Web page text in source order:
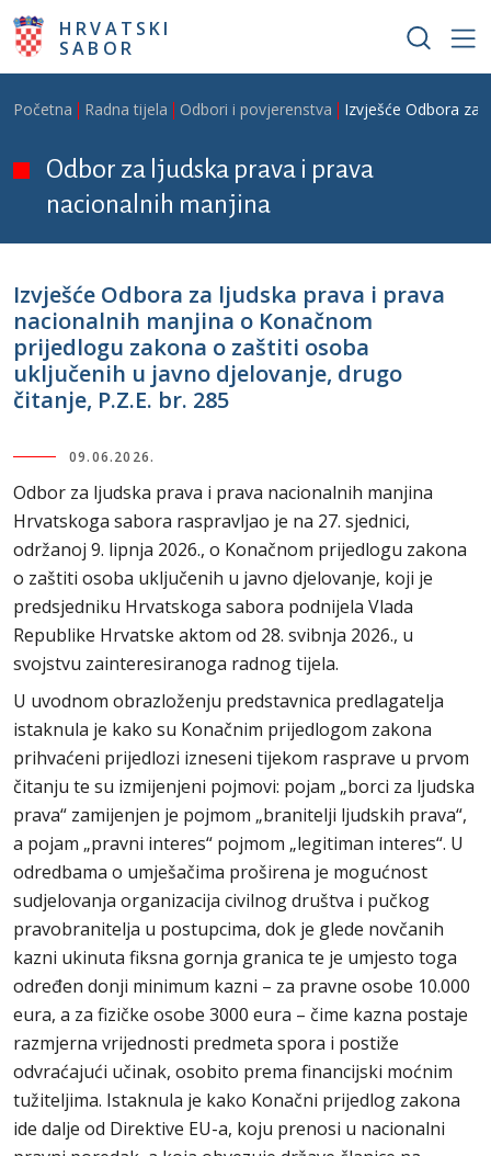
Skoči na glavni sadržaj
HRVATSKI
SABOR
Breadcrumb
Početna Radna tijela Odbori i povjerenstva Izvješće Odbora za
Odbor za ljudska prava i prava
nacionalnih manjina
Izvješće Odbora za ljudska prava i prava
nacionalnih manjina o Konačnom
prijedlogu zakona o zaštiti osoba
uključenih u javno djelovanje, drugo
čitanje, P.Z.E. br. 285
09.06.2026.
Odbor za ljudska prava i prava nacionalnih manjina
Hrvatskoga sabora raspravljao je na 27. sjednici,
održanoj 9. lipnja 2026., o Konačnom prijedlogu zakona
o zaštiti osoba uključenih u javno djelovanje, koji je
predsjedniku Hrvatskoga sabora podnijela Vlada
Republike Hrvatske aktom od 28. svibnja 2026., u
svojstvu zainteresiranoga radnog tijela.
U uvodnom obrazloženju predstavnica predlagatelja
istaknula je kako su Konačnim prijedlogom zakona
prihvaćeni prijedlozi izneseni tijekom rasprave u prvom
čitanju te su izmijenjeni pojmovi: pojam „borci za ljudska
prava“ zamijenjen je pojmom „branitelji ljudskih prava“,
a pojam „pravni interes“ pojmom „legitiman interes“. U
odredbama o umješačima proširena je mogućnost
sudjelovanja organizacija civilnog društva i pučkog
pravobranitelja u postupcima, dok je glede novčanih
kazni ukinuta fiksna gornja granica te je umjesto toga
određen donji minimum kazni – za pravne osobe 10.000
eura, a za fizičke osobe 3000 eura – čime kazna postaje
razmjerna vrijednosti predmeta spora i postiže
odvraćajući učinak, osobito prema financijski moćnim
tužiteljima. Istaknula je kako Konačni prijedlog zakona
ide dalje od Direktive EU-a, koju prenosi u nacionalni